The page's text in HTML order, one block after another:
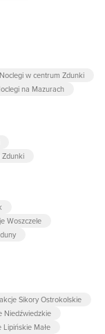
Noclegi w centrum Zdunki
na Mazurach
Zdunki
Woszczele
Sikory Ostrokolskie
Niedźwiedzkie
Lipińskie Małe